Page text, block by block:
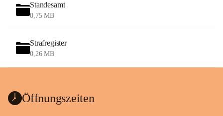
Standesamt
0,75 MB
Strafregister
0,26 MB
Öffnungszeiten